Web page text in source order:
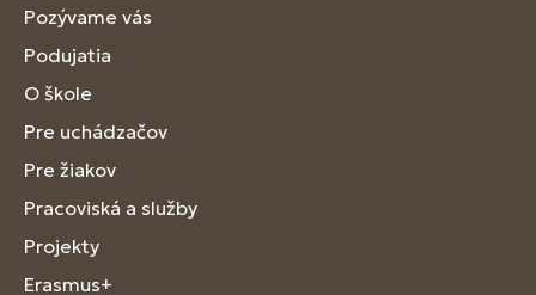
Pozývame vás
Podujatia
O škole
Pre uchádzačov
Pre žiakov
Pracoviská a služby
Projekty
Erasmus+